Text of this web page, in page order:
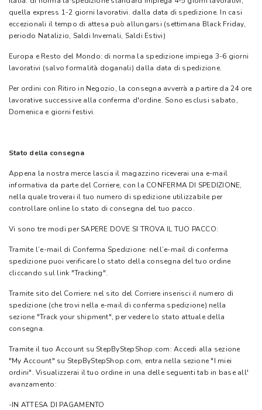
quella express 1-2 giorni lavorativi. dalla data di spedizione. In casi
eccezionali il tempo di attesa può allungarsi (settimana Black Friday,
periodo Natalizio, Saldi Invernali, Saldi Estivi)
Europa e Resto del Mondo: di norma la spedizione impiega 3-6 giorni
lavorativi (salvo formalità doganali) dalla data di spedizione.
Per ordini con Ritiro in Negozio, la consegna avverrà a partire da 24 ore
lavorative successive alla conferma d'ordine. Sono esclusi sabato,
Domenica e giorni festivi.
Stato della consegna
Appena la nostra merce lascia il magazzino riceverai una e-mail
informativa da parte del Corriere, con la CONFERMA DI SPEDIZIONE,
nella quale troverai il tuo numero di spedizione utilizzabile per
controllare online lo stato di consegna del tuo pacco.
Vi sono tre modi per SAPERE DOVE SI TROVA IL TUO PACCO:
Tramite l’e-mail di Conferma Spedizione: nell’e-mail di conferma
spedizione puoi verificare lo stato della consegna del tuo ordine
cliccando sul link "Tracking".
Tramite sito del Corriere: nel sito del Corriere inserisci il numero di
spedizione (che trovi nella e-mail di conferma spedizione) nella
sezione "Track your shipment", per vedere lo stato attuale della
consegna.
Tramite il tuo Account su StepByStepShop.com: Accedi alla sezione
"My Account" su StepByStepShop.com, entra nella sezione "I miei
ordini". Visualizzerai il tuo ordine in una delle seguenti tab in base all'
avanzamento:
-IN ATTESA DI PAGAMENTO